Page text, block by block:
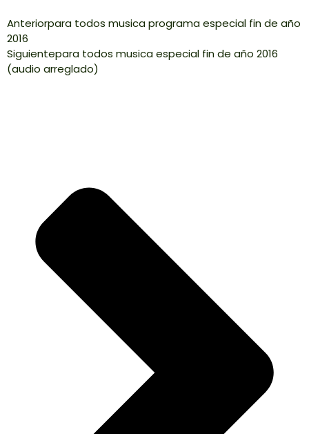
Anteriorpara todos musica programa especial fin de año
2016
Siguientepara todos musica especial fin de año 2016
(audio arreglado)